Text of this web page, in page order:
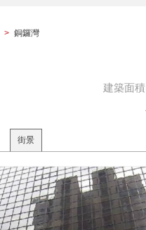
> 銅鑼灣
建築面積
街景